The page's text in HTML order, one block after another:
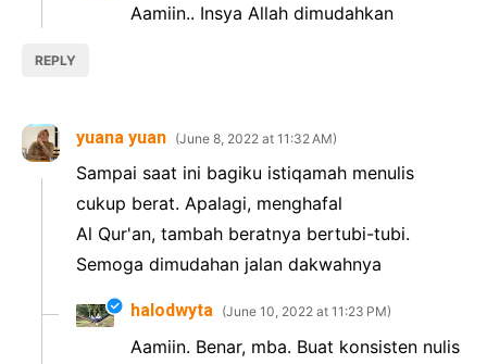
REPLY
Aamiin.. Insya Allah dimudahkan
yuana yuan June 8, 2022 at 11:32 AM
Sampai saat ini bagiku istiqamah menulis
cukup berat. Apalagi, menghafal
Al Qur'an, tambah beratnya bertubi-tubi.
Semoga dimudahan jalan dakwahnya
halodwyta June 10, 2022 at 11:23 PM
Aamiin. Benar, mba. Buat konsisten nulis